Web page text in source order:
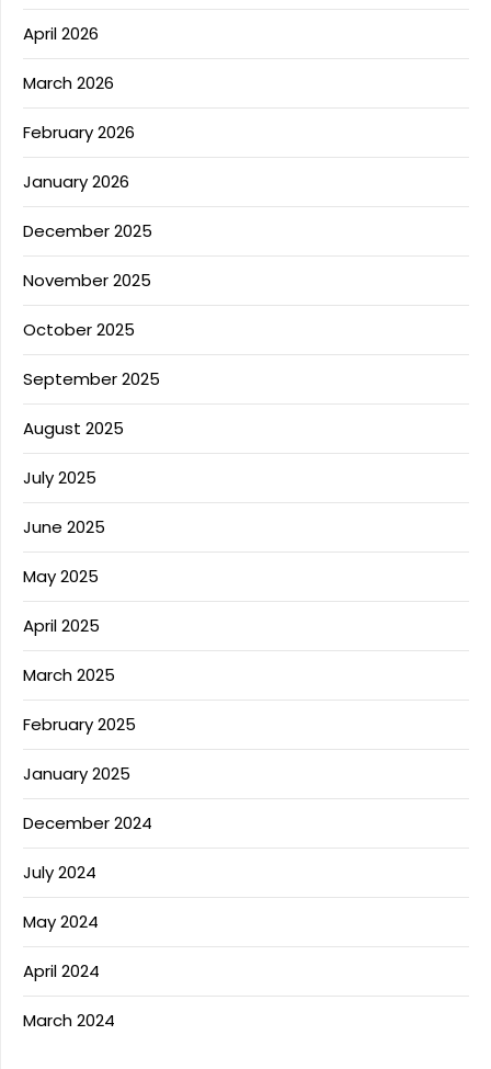
April 2026
March 2026
February 2026
January 2026
December 2025
November 2025
October 2025
September 2025
August 2025
July 2025
June 2025
May 2025
April 2025
March 2025
February 2025
January 2025
December 2024
July 2024
May 2024
April 2024
March 2024